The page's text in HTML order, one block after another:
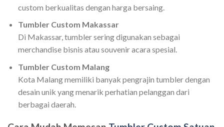
custom berkualitas dengan harga bersaing.
Tumbler Custom Makassar
Di Makassar, tumbler sering digunakan sebagai
merchandise bisnis atau souvenir acara spesial.
Tumbler Custom Malang
Kota Malang memiliki banyak pengrajin tumbler dengan
desain unik yang menarik perhatian pelanggan dari
berbagai daerah.